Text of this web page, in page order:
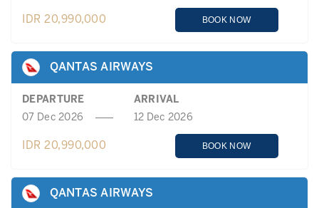
IDR 20,990,000 BOOK NOW
QANTAS AIRWAYS
DEPARTURE
ARRIVAL
07 Dec 2026
12 Dec 2026
IDR 20,990,000 BOOK NOW
QANTAS AIRWAYS